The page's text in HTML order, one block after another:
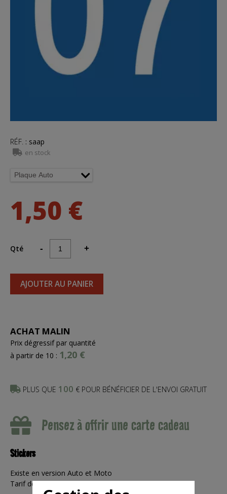
RÉF. : saap
en stock
1,50 €
Qté - +
AJOUTER AU PANIER
ACHAT MALIN
Prix dégressif par quantité
à partir de 10 : 1,20 €
PLUS QUE 100 € POUR BÉNÉFICIER DE L'ENVOI GRATUIT
Pensez à offrir une carte cadeau
Stickers
Existe en version Auto et Moto
Tarif dégressif à partir de 10 unités!